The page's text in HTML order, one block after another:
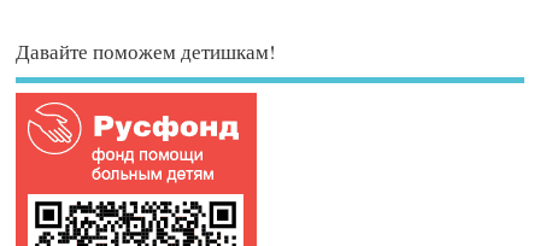
Давайте поможем детишкам!